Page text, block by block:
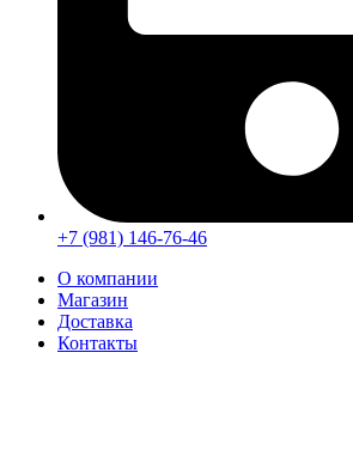
+7 (981) 146-76-46
О компании
Магазин
Доставка
Контакты